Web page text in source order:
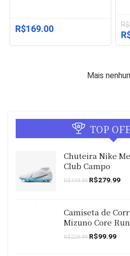
R$169.00 R$
O
Mais
TOP
Chuteira Nike
Club Campo
R$449.99 O
R$449.99.
R$279.99O
Camiseta de
Mizuno Core
R$229.99 O
R$99.99O